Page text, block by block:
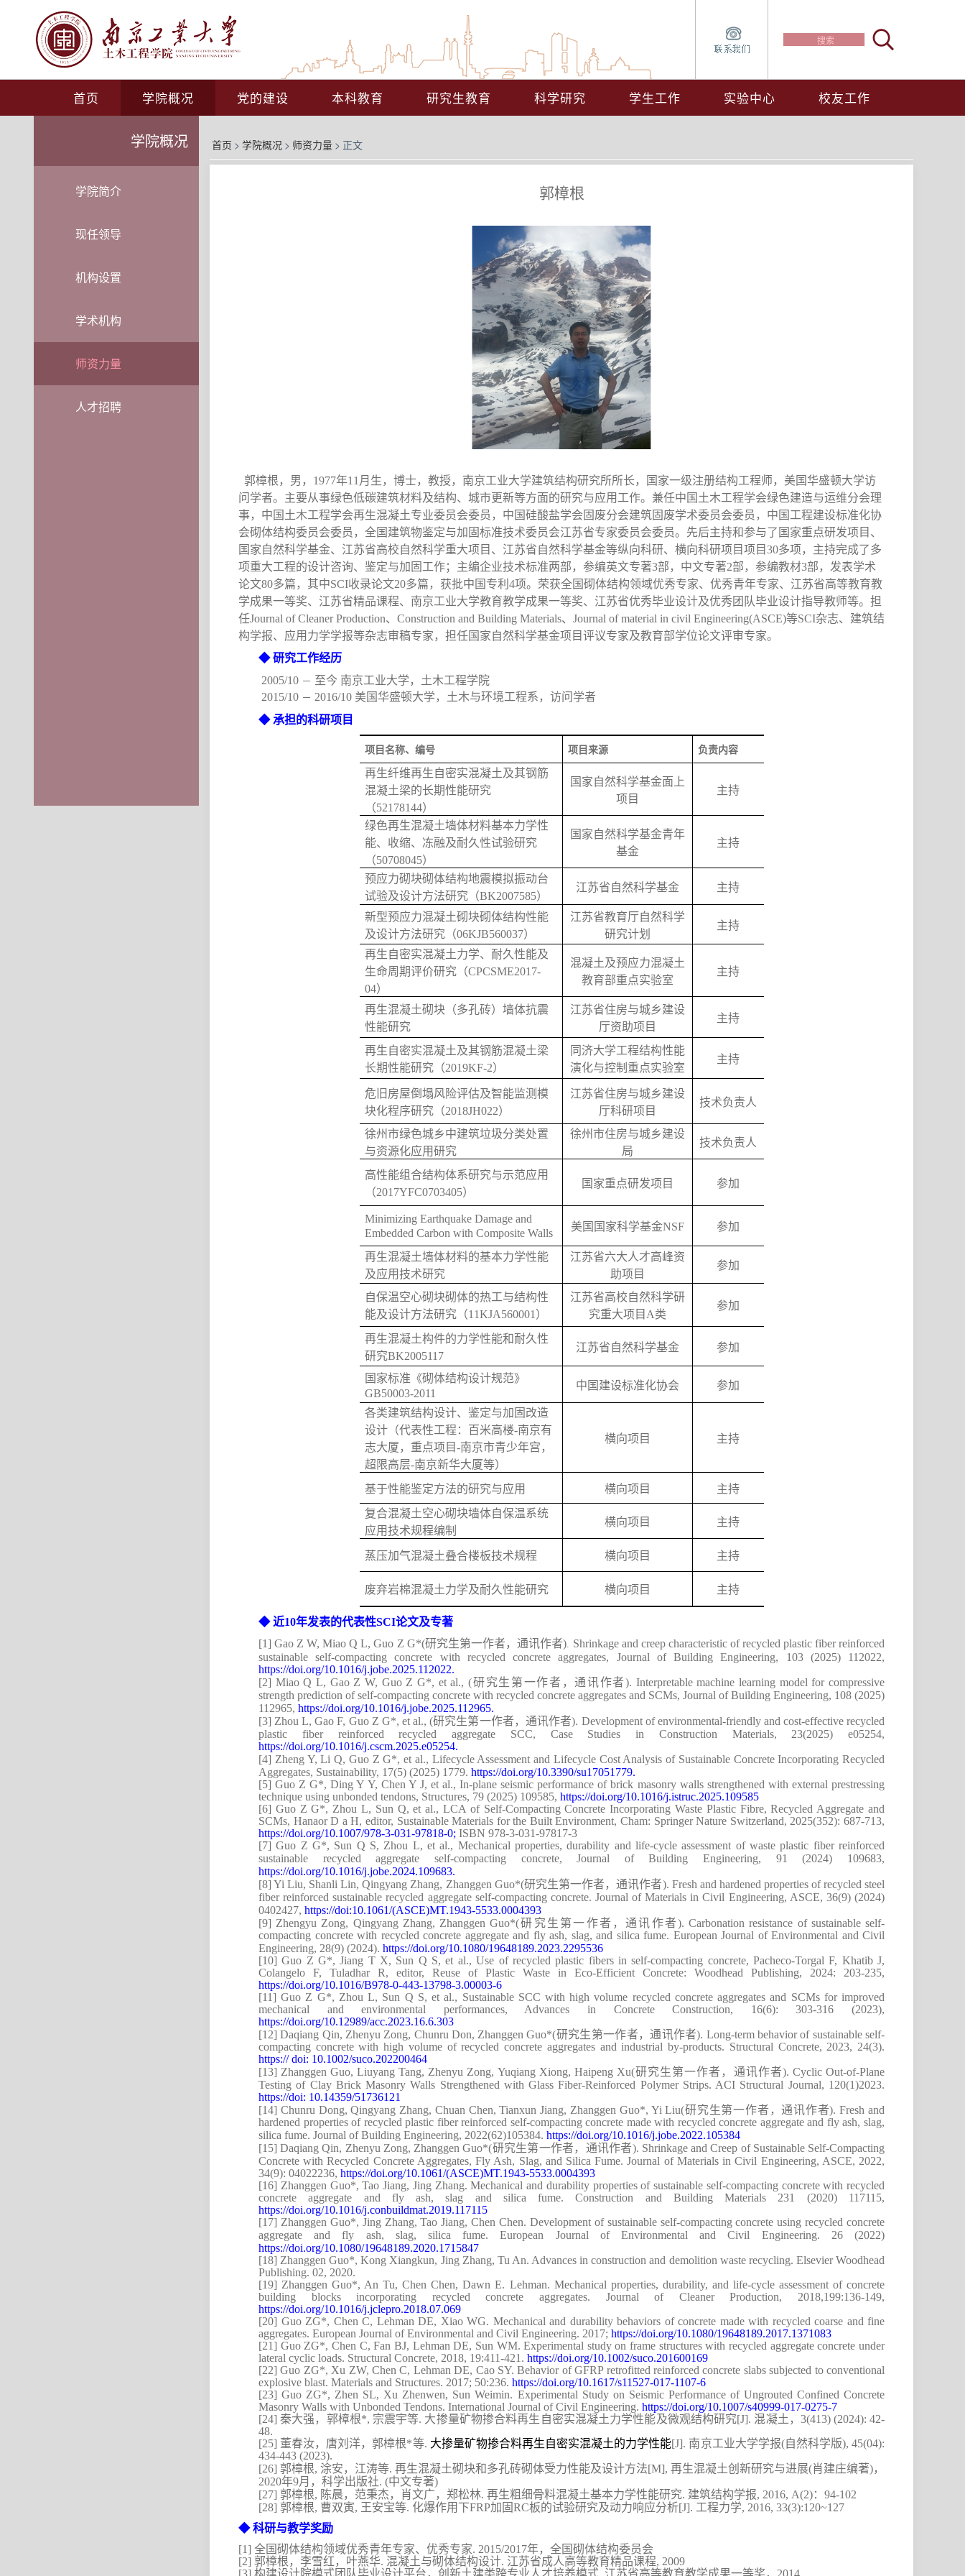
首页 学院概况 党的建设 本科教育 研究生教育 科学研究 学生工作 实验中心 校友工作
学院概况
学院简介
现任领导
机构设置
学术机构
师资力量
人才招聘
首页 > 学院概况 > 师资力量 > 正文
郭樟根
郭樟根，男， 1977年11 月生，博士，教授， 南京工业大学建筑结构研究所所长， 国家一级注册结构工程师， 美国华盛顿大学访
问学者。 主要从事绿色低碳建筑材料及结构、城市更新等方面的研究与应用工作。 兼任中国土木工程学会绿色建造与运维分会理
事，中国土木工程学会再生混凝土专业委员会委员，中国硅酸盐学会固废分会建筑固废学术委员会委员，中国工程建设标准化协
会砌体结构委员会委员， 全国建筑物鉴定与加固标准技术委员会江苏省专家委员会委员。先后主持和参与了国家重点研发项目、
国家自然科学基金、江苏省高校自然科学重大项目、江苏省自然科学基金等纵向科研、 横向科研项目项目 30多项，主持完成了多
项重大工程的设计咨询、鉴定与加固工作；主编企业技术标准两部，参编英文专著3部 ，中文专著2部，参编教材3部，发表学术
论文80多篇，其中SCI收录论文20多篇，获批中国专利 4项。 荣获全国砌体结构领域优秀专家、优秀青年专家、江苏省高等教育教
学成果一等奖、江苏省精品课程、南京工业大学教育教学成果一等奖、江苏省优秀毕业设计及优秀团队毕业设计指导教师等。担
任Journal of Cleaner Production、 Construction and Building Materials、 Journal of material in civil Engineering(ASCE)等SCI杂志、建筑结
构学报、应用力学学报等杂志审稿专家 ，担任国家自然科学基金项目评议专家及教育部学位论文评审专家。
◆ 研究工作经历
2005/10 － 至今 南京工业大学，土木工程学院
2015/10 － 2016/10 美国华盛顿大学，土木与环境工程系，访问学者
◆ 承担的科研项目
项目名称、编号 项目来源 负责内容
再生纤维再生自密实混凝土及其钢筋
混凝土梁的长期性能研究
（52178144）
国家自然科学基金面上
项目
主持
绿色再生混凝土墙体材料基本力学性
能、收缩、冻融及耐久性试验研究
（50708045）
国家自然科学基金青年
基金
主持
预应力砌块砌体结构地震模拟振动台
试验及设计方法研究（BK2007585）
江苏省自然科学基金 主持
新型预应力混凝土砌块砌体结构性能
及设计方法研究（06KJB560037）
江苏省教育厅自然科学
研究计划
主持
再生自密实混凝土力学、耐久性能及
生命周期评价研究（CPCSME2017-
04）
混凝土及预应力混凝土
教育部重点实验室
主持
再生混凝土砌块（多孔砖）墙体抗震
性能研究
江苏省住房与城乡建设
厅资助项目
主持
再生自密实混凝土及其钢筋混凝土梁
长期性能研究（2019KF-2）
同济大学工程结构性能
演化与控制重点实验室
主持
危旧房屋倒塌风险评估及智能监测模
块化程序研究（2018JH022）
江苏省住房与城乡建设
厅科研项目
技术负责人
徐州市绿色城乡中建筑垃圾分类处置
与资源化应用研究
徐州市住房与城乡建设
局
技术负责人
高性能组合结构体系研究与示范应用
（2017YFC0703405）
国家重点研发项目 参加
Minimizing Earthquake Damage and
Embedded Carbon with Composite Walls
美国国家科学基金NSF 参加
再生混凝土墙体材料的基本力学性能
及应用技术研究
江苏省六大人才高峰资
助项目
参加
自保温空心砌块砌体的热工与结构性
能及设计方法研究（11KJA560001 ）
江苏省高校自然科学研
究重大项目 A类
参加
再生混凝土构件的力学性能和耐久性
研究BK2005117
江苏省自然科学基金 参加
国家标准《砌体结构设计规范》
GB50003-2011
中国建设标准化协会 参加
各类建筑结构设计、鉴定与加固改造
设计（代表性工程：百米高楼-南京有
志大厦，重点项目 -南京市青少年宫，
超限高层-南京新华大厦等）
横向项目 主持
基于性能鉴定方法的研究与应用 横向项目
主持
复合混凝土空心砌块墙体自保温系统
应用技术规程编制
横向项目 主持
蒸压加气混凝土叠合楼板技术规程 横向项目 主持
废弃岩棉混凝土力学及耐久性能研究 横向项目 主持
◆ 近10年发表的代表性SCI论文及专著
[1]Gao Z W, Miao Q L, Guo Z G*(研究生第一作者，通讯作者). Shrinkage and creep characteristic of recycled plastic fiber reinforced
sustainable self-compacting concrete with recycled concrete aggregates, Journal of Building Engineering, 103 (2025) 112022,
https://doi.org/10.1016/j.jobe.2025.112022.
[2] Miao Q L, Gao Z W, Guo Z G*, et al., (研究生第一作者，通讯作者). Interpretable machine learning model for compressive
strength prediction of self-compacting concrete with recycled concrete aggregates and SCMs, Journal of Building Engineering, 108 (2025)
112965, https://doi.org/10.1016/j.jobe.2025.112965.
[3] Zhou L, Gao F, Guo Z G*, et al., (研究生第一作者，通讯作者). Development of environmental-friendly and cost-effective recycled
plastic fiber reinforced recycled aggregate SCC, Case Studies in Construction Materials, 23(2025) e05254,
https://doi.org/10.1016/j.cscm.2025.e05254.
[4] Zheng Y, Li Q, Guo Z G*, et al., Lifecycle Assessment and Lifecycle Cost Analysis of Sustainable Concrete Incorporating Recycled
Aggregates, Sustainability, 17(5) (2025) 1779. https://doi.org/10.3390/su17051779.
[5]Guo Z G*, Ding Y Y, Chen Y J, et al., In-plane seismic performance of brick masonry walls strengthened with external prestressing
technique using unbonded tendons, Structures, 79 (2025) 109585, https://doi.org/10.1016/j.istruc.2025.109585
[6] Guo Z G*, Zhou L, Sun Q, et al., LCA of Self-Compacting Concrete Incorporating Waste Plastic Fibre, Recycled Aggregate and
SCMs, Hanaor D a H, editor, Sustainable Materials for the Built Environment, Cham: Springer Nature Switzerland, 2025(352): 687-713,
https://doi.org/10.1007/978-3-031-97818-0; ISBN 978-3-031-97817-3
[7]Guo Z G*, Sun Q S, Zhou L, et al., Mechanical properties, durability and life-cycle assessment of waste plastic fiber reinforced
sustainable recycled aggregate self-compacting concrete, Journal of Building Engineering, 91 (2024)
109683,
https://doi.org/10.1016/j.jobe.2024.109683.
[8]Yi Liu, Shanli Lin, Qingyang Zhang, Zhanggen Guo*(研究生第一作者，通讯作者). Fresh and hardened properties of recycled steel
fiber reinforced sustainable recycled aggregate self-compacting concrete. Journal of Materials in Civil Engineering, ASCE, 36(9) (2024)
0402427, https://doi:10.1061/(ASCE)MT.1943-5533.0004393
[9] Zhengyu Zong, Qingyang Zhang, Zhanggen Guo*(研究生第一作者，通讯作者). Carbonation resistance of sustainable self-
compacting concrete with recycled concrete aggregate and fly ash, slag, and silica fume. European Journal of Environmental and Civil
Engineering, 28(9) (2024). https://doi.org/10.1080/19648189.2023.2295536
[10]Guo Z G*, Jiang T X, Sun Q S, et al., Use of recycled plastic fibers in self-compacting concrete, Pacheco-Torgal F, Khatib J,
Colangelo F, Tuladhar R, editor, Reuse of Plastic Waste in Eco-Efficient Concrete: Woodhead Publishing, 2024: 203-235,
https://doi.org/10.1016/B978-0-443-13798-3.00003-6
[11]Guo Z G*, Zhou L, Sun Q S, et al., Sustainable SCC with high volume recycled concrete aggregates and SCMs for improved
mechanical and environmental performances, Advances in Concrete Construction, 16(6): 303-316 (2023),
https://doi.org/10.12989/acc.2023.16.6.303
[12]Daqiang Qin, Zhenyu Zong, Chunru Don, Zhanggen Guo*(研究生第一作者，通讯作者). Long-term behavior of sustainable self-
compacting concrete with high volume of recycled concrete aggregates and industrial by-products. Structural Concrete, 2023, 24(3).
https:// doi: 10.1002/suco.202200464
[13] Zhanggen Guo, Liuyang Tang, Zhenyu Zong, Yuqiang Xiong, Haipeng Xu(研究生第一作者，通讯作者). Cyclic Out-of-Plane
Testing of Clay Brick Masonry Walls Strengthened with Glass Fiber-Reinforced Polymer Strips. ACI Structural Journal, 120(1)2023.
https://doi: 10.14359/51736121
[14] Chunru Dong, Qingyang Zhang, Chuan Chen, Tianxun Jiang, Zhanggen Guo*, Yi Liu(研究生第一作者，通讯作者). Fresh and
hardened properties of recycled plastic fiber reinforced self-compacting concrete made with recycled concrete aggregate and fly ash, slag,
silica fume. Journal of Building Engineering, 2022(62)105384. https://doi.org/10.1016/j.jobe.2022.105384
[15]Daqiang Qin, Zhenyu Zong, Zhanggen Guo*(研究生第一作者，通讯作者). Shrinkage and Creep of Sustainable Self-Compacting
Concrete with Recycled Concrete Aggregates, Fly Ash, Slag, and Silica Fume. Journal of Materials in Civil Engineering, ASCE, 2022,
34(9): 04022236, https://doi.org/10.1061/(ASCE)MT.1943-5533.0004393
[16] Zhanggen Guo*, Tao Jiang, Jing Zhang. Mechanical and durability properties of sustainable self-compacting concrete with recycled
concrete aggregate and fly ash, slag and silica fume. Construction and Building Materials 231 (2020) 117115,
https://doi.org/10.1016/j.conbuildmat.2019.117115
[17] Zhanggen Guo*, Jing Zhang, Tao Jiang, Chen Chen. Development of sustainable self-compacting concrete using recycled concrete
aggregate and fly ash, slag, silica fume. European Journal of Environmental and Civil Engineering. 26 (2022)
https://doi.org/10.1080/19648189.2020.1715847
[18] Zhanggen Guo*, Kong Xiangkun, Jing Zhang, Tu An. Advances in construction and demolition waste recycling. Elsevier Woodhead
Publishing. 02, 2020.
[19] Zhanggen Guo*, An Tu, Chen Chen, Dawn E. Lehman. Mechanical properties, durability, and life-cycle assessment of concrete
building blocks incorporating recycled concrete aggregates. Journal of Cleaner Production, 2018,199:136-149,
https://doi.org/10.1016/j.jclepro.2018.07.069
[20] Guo ZG*, Chen C, Lehman DE, Xiao WG. Mechanical and durability behaviors of concrete made with recycled coarse and fine
aggregates. European Journal of Environmental and Civil Engineering. 2017; https://doi.org/10.1080/19648189.2017.1371083
[21] Guo ZG*, Chen C, Fan BJ, Lehman DE, Sun WM. Experimental study on frame structures with recycled aggregate concrete under
lateral cyclic loads. Structural Concrete, 2018, 19:411-421. https://doi.org/10.1002/suco.201600169
[22]Guo ZG*, Xu ZW, Chen C, Lehman DE, Cao SY. Behavior of GFRP retrofitted reinforced concrete slabs subjected to conventional
explosive blast. Materials and Structures. 2017; 50:236. https://doi.org/10.1617/s11527-017-1107-6
[23]Guo ZG*, Zhen SL, Xu Zhenwen, Sun Weimin. Experimental Study on Seismic Performance of Ungrouted Confined Concrete
Masonry Walls with Unbonded Tendons. International Journal of Civil Engineering. https://doi.org/10.1007/s40999-017-0275-7
[24]秦大强，郭樟根*, 宗震宇等. 大掺量矿物掺合料再生自密实混凝土力学性能及微观结构研究[J]. 混凝土， 3(413) (2024): 42-
48.
[25] 董春汝，唐刘洋，郭樟根*等. 大掺量矿物掺合料再生自密实混凝土的力学性能[J]. 南京工业大学学报(自然科学版), 45(04):
434-443 (2023).
[26] 郭樟根, 涂安，江涛等. 再生混凝土砌块和多孔砖砌体受力性能及设计方法[M], 再生混凝土创新研究与进展(肖建庄编著)，
2020年9月，科学出版社. (中文专著)
[27] 郭樟根, 陈晨，范秉杰，肖文广，郑松林. 再生粗细骨料混凝土基本力学性能研究. 建筑结构学报, 2016, A(2)： 94-102
[28] 郭樟根, 曹双寅, 王安宝等. 化爆作用下FRP加固RC板的试验研究及动力响应分析[J]. 工程力学, 2016, 33(3):120~127
◆科研与教学奖励
[1] 全国砌体结构领域优秀青年专家、优秀专家. 2015/2017年，全国砌体结构委员会
[2] 郭樟根，李雪红，叶燕华. 混凝土与砌体结构设计. 江苏省成人高等教育精品课程, 2009
[3] 构建设计院模式团队毕业设计平台，创新土建类跨专业人才培养模式 江苏省高等教育教学成果一等奖， 2014